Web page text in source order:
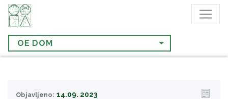
OE DOM
Objavljeno: 14.09. 2023